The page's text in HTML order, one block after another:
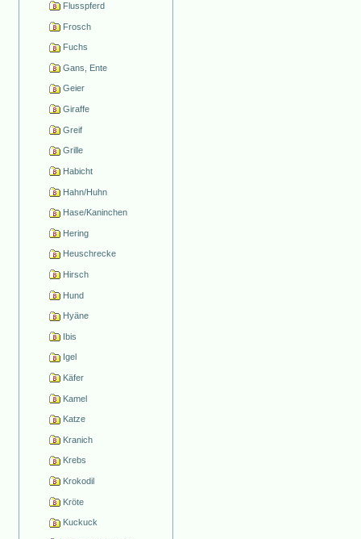
Flusspferd
Frosch
Fuchs
Gans, Ente
Geier
Giraffe
Greif
Grille
Habicht
Hahn/Huhn
Hase/Kaninchen
Hering
Heuschrecke
Hirsch
Hund
Hyäne
Ibis
Igel
Käfer
Kamel
Katze
Kranich
Krebs
Krokodil
Kröte
Kuckuck